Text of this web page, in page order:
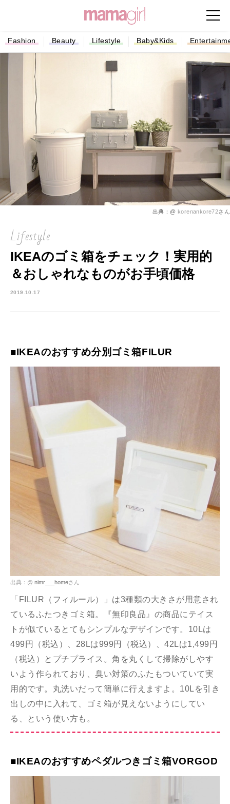
Fashion Beauty Lifestyle Baby&Kids
出典：@ korenankore72さん
Lifestyle
IKEAのゴミ箱をチェック！実用的
＆おしゃれなものがお手頃価格
2019.10.17
■IKEAのおすすめ分別ゴミ箱FILUR
出典：@ nimr___homeさん
「FILUR（フィルール）」は3種類の大きさが用意され
ているふたつきゴミ箱。『無印良品』の商品にテイス
トが似ているとてもシンプルなデザインです。10Lは
499円（税込）、28Lは999円（税込）、42Lは1,499円
（税込）とプチプライス。角を丸くして掃除がしやす
いよう作られており、臭い対策のふたもついていて実
用的です。丸洗いだって簡単に行えますよ。10Lを引き
出しの中に入れて、ゴミ箱が見えないようにしてい
る、という使い方も。
■IKEAのおすすめペダルつきゴミ箱VORGOD